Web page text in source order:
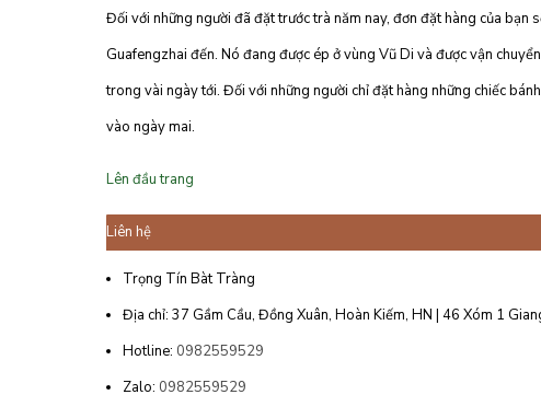
Đối với những người đã đặt trước trà năm nay, đơn đặt hàng của
Guafengzhai đến. Nó đang được ép ở vùng Vũ Di và được vận
trong vài ngày tới. Đối với những người chỉ đặt hàng những chiếc
vào ngày mai.
Lên đầu trang
Liên hệ
Trọng Tín Bàt Tràng
Địa chỉ: 37 Gầm Cầu, Đồng Xuân, Hoàn Kiếm, HN | 46 Xóm 1
Hotline: 0982559529
Zalo: 0982559529